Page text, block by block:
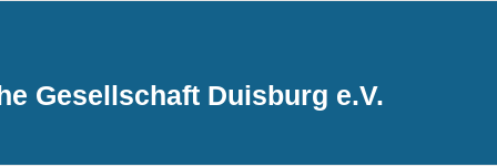
Gesellschaft Duisburg e.V.